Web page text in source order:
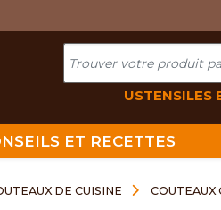
USTENSILES
ET RECETTES
DE CUISINE COUTEAUX